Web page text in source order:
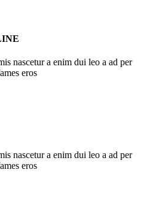
nascetur a enim dui leo a ad per
eros
nascetur a enim dui leo a ad per
eros